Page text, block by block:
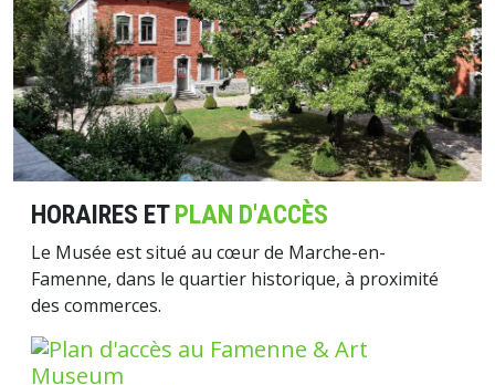
HORAIRES ETPLAN D'ACCÈS
Le Musée est situé au cœur de Marche-en-
Famenne, dans le quartier historique, à proximité
des commerces.